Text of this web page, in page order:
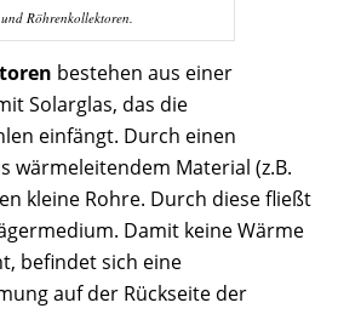
Röhrenkollektoren.
bestehen aus einer
Solarglas, das die
einfängt. Durch einen
wärmeleitendem Material (z.B.
kleine Rohre. Durch diese fließt
Damit keine Wärme
befindet sich eine
auf der Rückseite der